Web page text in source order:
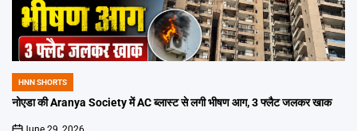
POSTED
IN
HNN SHORTS
नोएडा की Aranya Society में AC ब्लास्ट से लगी भीषण आग, 3 फ्लैट जलकर खाक